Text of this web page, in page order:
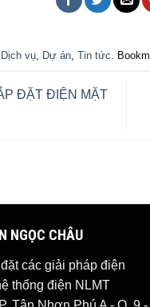
Dịch vụ, Dự án, Tin tức.
ĐẶT ĐIỆN MẶT
NGỌC CHÂU
các giải pháp điện
thống điện NLMT